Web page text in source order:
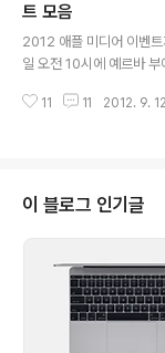
는 큰 숫자입니다. 애플은
확히 언제 서비스 복구가
상황 업데이트는 한국 시
트 모음
2012 애플 미디어 이벤
일 오전 10시에 예르바 부
플의 아무런 공식적인 발
한편으로는 또 어떤 새로
명의 애플 팬으로써 가슴
트와 마찬가지로 이번 미
이브 영상을 스트리밍하
진과 텍스트로 라이브
rge - Apple i..
11 11 2012. 9.
이 블로그 인기글